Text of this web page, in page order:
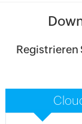
Registrieren